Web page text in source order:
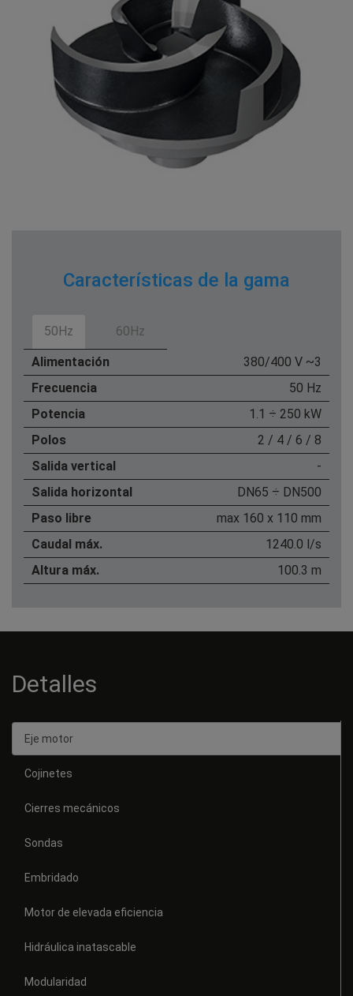
Características de la gama
50Hz 60Hz
Alimentación
380/400 V ~3
Frecuencia
50 Hz
Potencia
1.1 ÷ 250 kW
Polos
2 / 4 / 6 / 8
Salida vertical
-
Salida horizontal
DN65 ÷ DN500
Paso libre
max 160 x 110 mm
Caudal máx.
1240.0 l/s
Altura máx.
100.3 m
Detalles
Eje motor
Cojinetes
Cierres mecánicos
Sondas
Embridado
Motor de elevada eficiencia
Hidráulica inatascable
Modularidad